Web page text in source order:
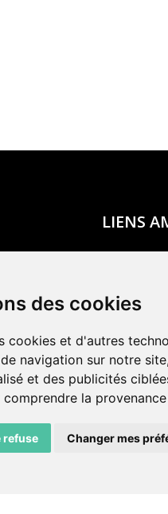
des cookies
cookies et d'autres
navigation sur notre
et des publicités
la
refuse Changer mes
LIENS